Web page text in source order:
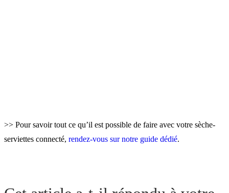
>> Pour savoir tout ce qu’il est possible de faire avec votre sèche-
serviettes connecté, rendez-vous sur notre guide dédié.